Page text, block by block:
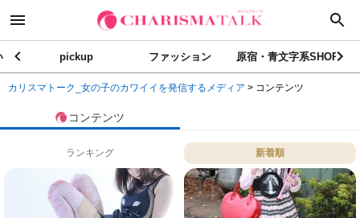
pickup ファッション 原宿・青文字系SHOP
カリスマトーク_女の子のカワイイを発信するメディア > コンテンツ
コンテンツ
ランキング 新着順